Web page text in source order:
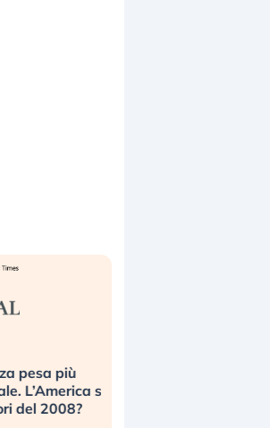
più
sta
2008?